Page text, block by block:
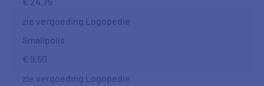
zie vergoeding Logopedie
Smallpolis
€ 9,50
zie vergoeding Logopedie